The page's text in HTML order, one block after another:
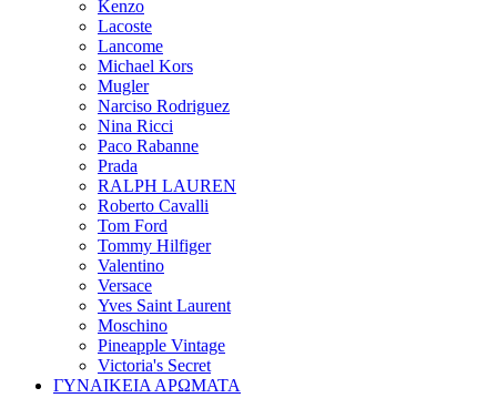
Kenzo
Lacoste
Lancome
Michael Kors
Mugler
Narciso Rodriguez
Nina Ricci
Paco Rabanne
Prada
RALPH LAUREN
Roberto Cavalli
Tom Ford
Tommy Hilfiger
Valentino
Versace
Yves Saint Laurent
Moschino
Pineapple Vintage
Victoria's Secret
ΓΥΝΑΙΚΕΙΑ ΑΡΩΜΑΤΑ